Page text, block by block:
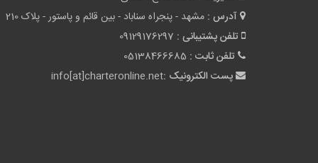
آدرس : مشهد - پنجراه سناباد - بین قائم و پاستور - پلاک 210
تلفن پشتیبانی : 09129176297
تلفن ثابت : 05138466685
پست الکترونیک :info[at]charteronline.net